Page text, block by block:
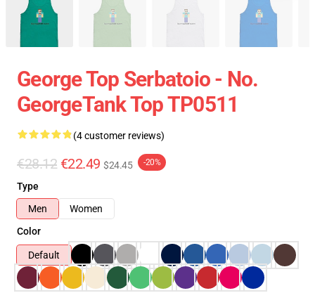
George Top Serbatoio - No.
GeorgeTank Top TP0511
(4 customer reviews)
€28.12 €22.49 $24.45 -20%
Type
Men
Women
Color
Default